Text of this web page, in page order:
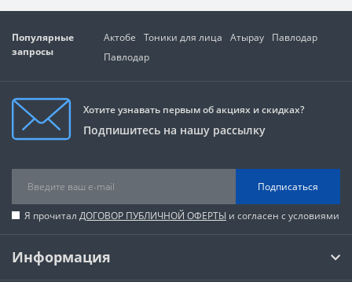
Популярные
запросы
Актобе Тоники для лица Атырау
Павлодар
Павлодар
Хотите узнавать первым об акциях и скидках?
Подпишитесь на нашу рассылку
Подписаться
Я прочитал ДОГОВОР ПУБЛИЧНОЙ ОФЕРТЫ и согласен с условиями
Информация